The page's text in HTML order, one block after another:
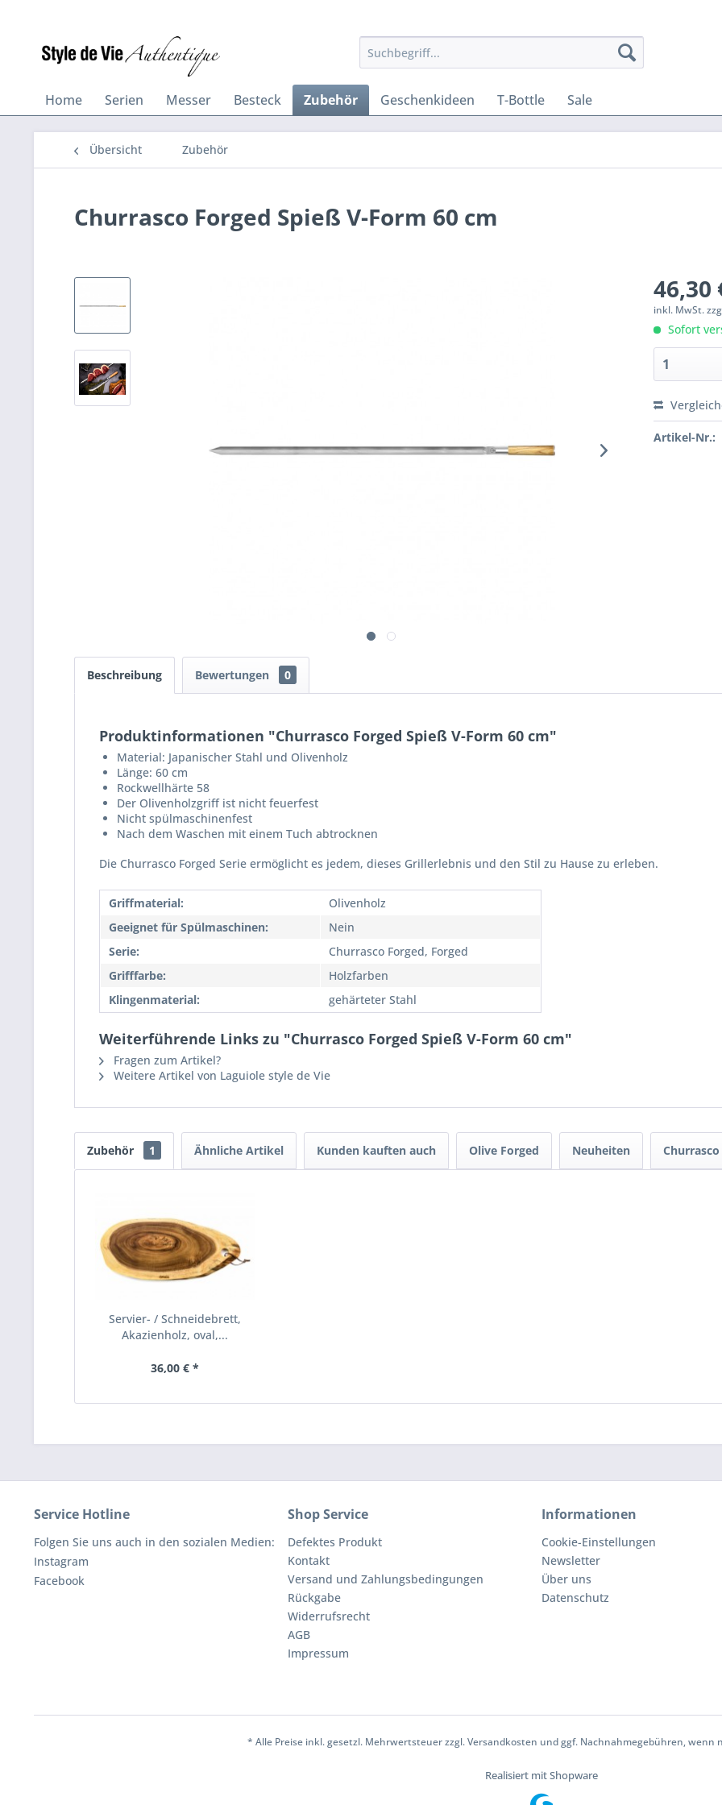
Home Serien Messer Besteck Zubehör Geschenkideen T-Bottle Sale
Übersicht Zubehör
Churrasco Forged Spieß V-Form 60 cm
46,30
inkl. MwSt.
Sofort
Artikel-Nr.:
Beschreibung Bewertungen 0
Produktinformationen "Churrasco Forged Spieß V-Form 60 cm"
Material: Japanischer Stahl und Olivenholz
Länge: 60 cm
Rockwellhärte 58
Der Olivenholzgriff ist nicht feuerfest
Nicht spülmaschinenfest
Nach dem Waschen mit einem Tuch abtrocknen
Die Churrasco Forged Serie ermöglicht es jedem, dieses Grillerlebnis und den Stil zu Hause zu erleben.
Griffmaterial:
Olivenholz
Geeignet für Spülmaschinen:
Nein
Serie:
Churrasco Forged, Forged
Grifffarbe:
Holzfarben
Klingenmaterial:
gehärteter Stahl
Weiterführende Links zu "Churrasco Forged Spieß V-Form 60 cm"
Fragen zum Artikel?
Weitere Artikel von Laguiole style de Vie
Zubehör 1 Ähnliche Artikel Kunden kauften auch Olive Forged Neuheiten
Servier- / Schneidebrett,
Akazienholz, oval,...
36,00 € *
Service Hotline
Folgen Sie uns auch in den sozialen Medien:
Instagram
Facebook
Shop Service
Defektes Produkt
Kontakt
Versand und Zahlungsbedingungen
Rückgabe
Widerrufsrecht
AGB
Impressum
Informationen
Cookie-Einstellungen
Newsletter
Über uns
Datenschutz
* Alle Preise inkl. gesetzl. Mehrwertsteuer zzgl.Versandkosten und ggf. Nachnahmegebühren, wenn
Realisiert mit Shopware